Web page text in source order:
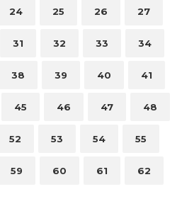
24 25 26 27
31 32 33 34
38 39 40 41
45 46 47 48
52 53 54 55
59 60 61 62